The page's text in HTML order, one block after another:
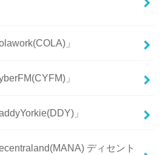
」
」
」
ディセント